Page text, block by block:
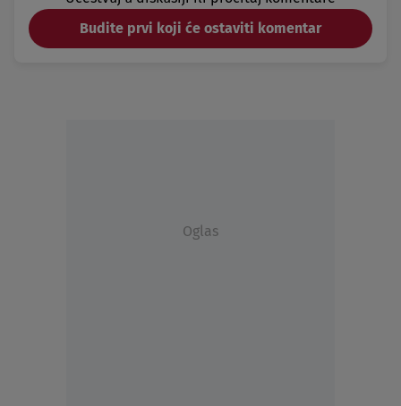
Budite prvi koji će ostaviti komentar
Oglas